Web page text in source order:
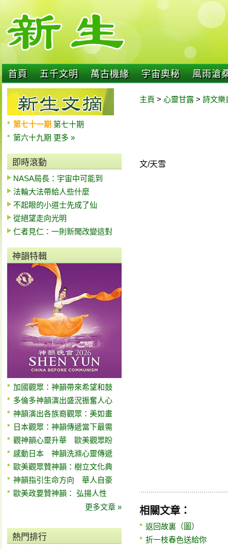
首頁 五千文明 萬古機緣 宇宙奧秘 風雨滄
第七十一期 第七十期
第六十九期 更多 »
即時滾動
NASA局長：宇宙中可能到
法輪大法帶給人些什麼
不起眼的小道士先成了仙
從絕望走向光明
仁者見仁：一則新聞改變這對
神韻特輯
加國觀眾：神韻帶來希望和鼓
多倫多神韻演出盛況振奮人心
神韻演出各族裔觀眾：美如畫
日本觀眾：神韻傳遞當下最需
觀神韻心靈升華 歐美觀眾盼
感動日本 神韻洗滌心靈傳遞
歐美觀眾贊神韻：樹立文化典
神韻指引生命方向 華人自豪
歐美政要贊神韻： 弘揚人性
更多文章 »
熱門排行
主頁 > 心靈甘露 > 詩文樂
文/天雪
相關文章：
返回故裏（圖）
折一枝春色送給你